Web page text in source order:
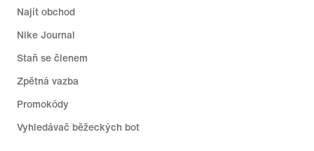
Najít obchod
Nike Journal
Staň se členem
Zpětná vazba
Promokódy
Vyhledávač běžeckých bot